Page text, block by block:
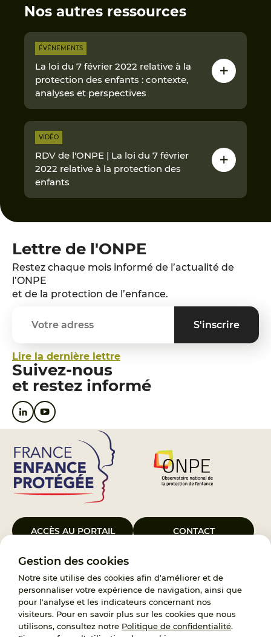
Gestion des cookies
Notre site utilise des cookies afin d'améliorer et de
personnaliser votre expérience de navigation, ainsi que
pour l'analyse et les indicateurs concernant nos
visiteurs. Pour en savoir plus sur les cookies que nous
utilisons, consultez notre Politique de confidentialité.
Nos autres ressources
ÉVÉNEMENTS
La loi du 7 février 2022 relative à la
protection des enfants : contexte,
analyses et perspectives
VIDÉO
RDV de l'ONPE | La loi du 7 février
2022 relative à la protection des
enfants
Lettre de l'ONPE
Restez chaque mois informé de l’actualité de
l’ONPE
et de la protection de l’enfance.
Lire la dernière lettre
Suivez-nous
et restez informé
ACCÈS AU PORTAIL CONTACT
Le Groupement d’Intérêt Public France Enfance Protégée, créé le 5
janvier 2023, a pour objet d’assurer les missions de service public du
119, d’accompagnement des adoptants et de traitement des
demandes d’accès aux origines personnelles. France Enfance
Protégée est également un observatoire et une ressource pour
l’ensemble des professionnels, ainsi qu’un appui à l’élaboration de la
politique publique à travers le soutien à l’activité des conseils